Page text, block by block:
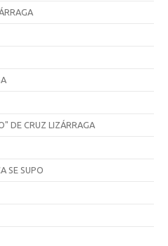
DE CRUZ LIZÁRRAGA
SE SUPO